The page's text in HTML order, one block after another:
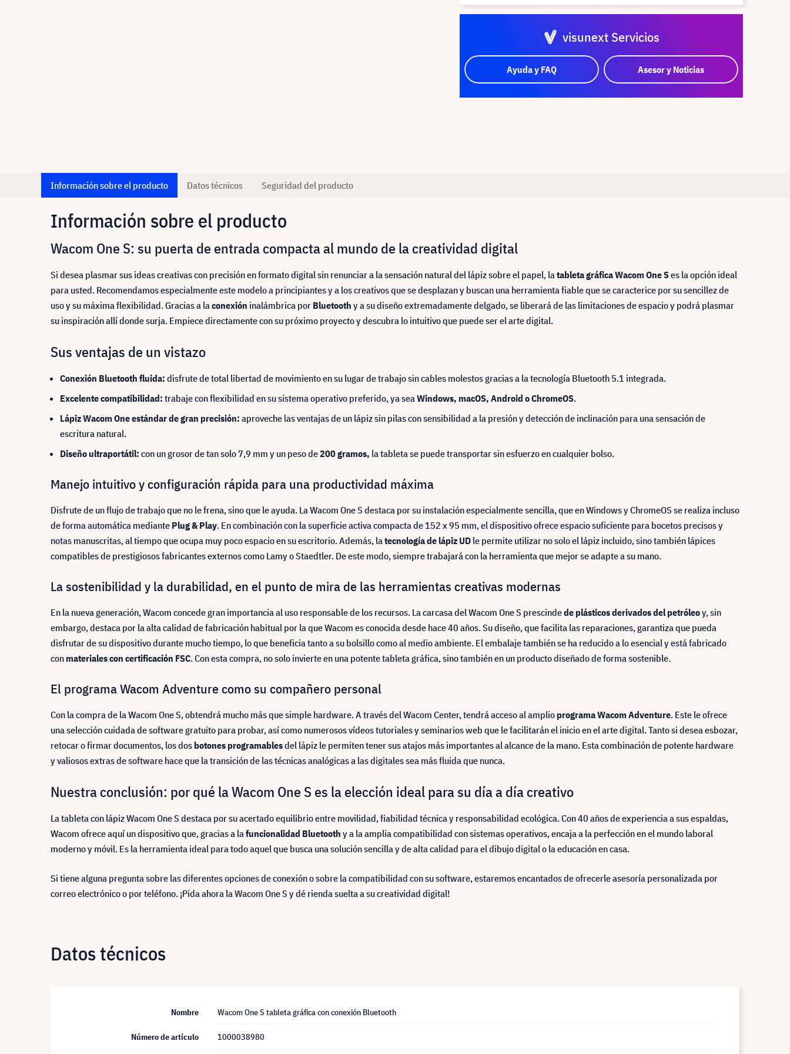
visunext Servicios
Ayuda y FAQ Asesor y Noticias
Información sobre el producto Datos técnicos Seguridad del producto
Información sobre el producto
Wacom One S: su puerta de entrada compacta al mundo de la creatividad digital
Si desea plasmar sus ideas creativas con precisión en formato digital sin renunciar a la sensación natural del lápiz sobre el papel, latableta gráfica Wacom One Ses la opción ideal
para usted. Recomendamos especialmente este modelo a principiantes y a los creativos que se desplazan y buscan una herramienta fiable que se caracterice por su sencillez de
uso y su máxima flexibilidad. Gracias a laconexión inalámbrica por Bluetooth y a su diseño extremadamente delgado, se liberará de las limitaciones de espacio y podrá plasmar
su inspiración allí donde surja. Empiece directamente con su próximo proyecto y descubra lo intuitivo que puede ser el arte digital.
Sus ventajas de un vistazo
Conexión Bluetooth fluida: disfrute de total libertad de movimiento en su lugar de trabajo sin cables molestos gracias a la tecnología Bluetooth 5.1 integrada.
Excelente compatibilidad: trabaje con flexibilidad en su sistema operativo preferido, ya seaWindows, macOS, Android o ChromeOS.
Lápiz Wacom One estándar de gran precisión: aproveche las ventajas de un lápiz sin pilas con sensibilidad a la presión y detección de inclinación para una sensación de
escritura natural.
Diseño ultraportátil: con un grosor de tan solo 7,9 mm y un peso de200 gramos, la tableta se puede transportar sin esfuerzo en cualquier bolso.
Manejo intuitivo y configuración rápida para una productividad máxima
Disfrute de un flujo de trabajo que no le frena, sino que le ayuda. La Wacom One S destaca por su instalación especialmente sencilla, que en Windows y ChromeOS se realiza incluso
de forma automática mediante Plug & Play. En combinación con la superficie activa compacta de 152 x 95 mm, el dispositivo ofrece espacio suficiente para bocetos precisos y
notas manuscritas, al tiempo que ocupa muy poco espacio en su escritorio. Además, latecnología de lápiz UD le permite utilizar no solo el lápiz incluido, sino también lápices
compatibles de prestigiosos fabricantes externos como Lamy o Staedtler. De este modo, siempre trabajará con la herramienta que mejor se adapte a su mano.
La sostenibilidad y la durabilidad, en el punto de mira de las herramientas creativas modernas
En la nueva generación, Wacom concede gran importancia al uso responsable de los recursos. La carcasa del Wacom One S prescindede plásticos derivados del petróleoy, sin
embargo, destaca por la alta calidad de fabricación habitual por la que Wacom es conocida desde hace 40 años. Su diseño, que facilita las reparaciones, garantiza que pueda
disfrutar de su dispositivo durante mucho tiempo, lo que beneficia tanto a su bolsillo como al medio ambiente. El embalaje también se ha reducido a lo esencial y está fabricado
con materiales con certificación FSC. Con esta compra, no solo invierte en una potente tableta gráfica, sino también en un producto diseñado de forma sostenible.
El programa Wacom Adventure como su compañero personal
Con la compra de la Wacom One S, obtendrá mucho más que simple hardware. A través del Wacom Center, tendrá acceso al amplio programa Wacom Adventure. Este le ofrece
una selección cuidada de software gratuito para probar, así como numerosos vídeos tutoriales y seminarios web que le facilitarán el inicio en el arte digital. Tanto si desea esbozar,
retocar o firmar documentos, los dos botones programablesdel lápiz le permiten tener sus atajos más importantes al alcance de la mano. Esta combinación de potente hardware
y valiosos extras de software hace que la transición de las técnicas analógicas a las digitales sea más fluida que nunca.
Nuestra conclusión: por qué la Wacom One S es la elección ideal para su día a día creativo
La tableta con lápiz Wacom One S destaca por su acertado equilibrio entre movilidad, fiabilidad técnica y responsabilidad ecológica. Con 40 años de experiencia a sus espaldas,
Wacom ofrece aquí un dispositivo que, gracias a lafuncionalidad Bluetooth y a la amplia compatibilidad con sistemas operativos, encaja a la perfección en el mundo laboral
moderno y móvil. Es la herramienta ideal para todo aquel que busca una solución sencilla y de alta calidad para el dibujo digital o la educación en casa.
Si tiene alguna pregunta sobre las diferentes opciones de conexión o sobre la compatibilidad con su software, estaremos encantados de ofrecerle asesoría personalizada por
correo electrónico o por teléfono. ¡Pida ahora la Wacom One S y dé rienda suelta a su creatividad digital!
Datos técnicos
Nombre Wacom One S tableta gráfica con conexión Bluetooth
Número de artículo 1000038980